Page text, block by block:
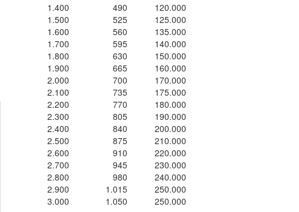
1.400
490
120.000
1.500
525
125.000
1.600
560
135.000
1.700
595
140.000
1.800
630
150.000
1.900
665
160.000
2.000
700
170.000
2.100
735
175.000
2.200
770
180.000
2.300
805
190.000
2.400
840
200.000
2.500
875
210.000
2.600
910
220.000
2.700
945
230.000
2.800
980
240.000
2.900
1.015
250.000
3.000
1.050 250.000